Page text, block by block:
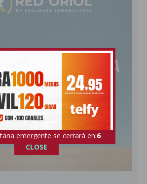
emergente se cerrará en:5
CLOSE